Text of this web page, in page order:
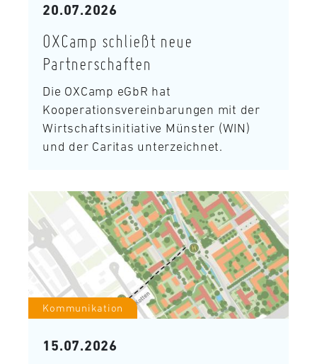
20.07.2026
OXCamp schließt neue
Partnerschaften
Die OXCamp eGbR hat
Kooperationsvereinbarungen mit der
Wirtschaftsinitiative Münster (WIN)
und der Caritas unterzeichnet.
Kommunikation
15.07.2026